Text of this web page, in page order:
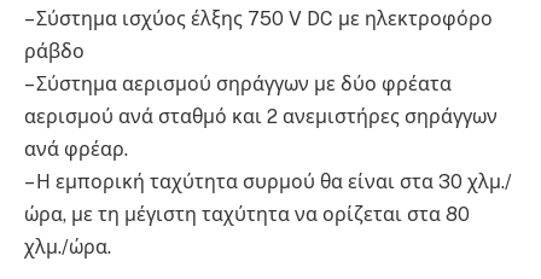
– Σύστημα ισχύος έλξης 750 V DC με ηλεκτροφόρο
ράβδο
– Σύστημα αερισμού σηράγγων με δύο φρέατα
αερισμού ανά σταθμό και 2 ανεμιστήρες σηράγγων
ανά φρέαρ.
– Η εμπορική ταχύτητα συρμού θα είναι στα 30 χλμ./
ώρα, με τη μέγιστη ταχύτητα να ορίζεται στα 80
χλμ./ώρα.